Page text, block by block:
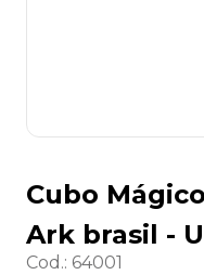
Cubo
Ark brasil -
Cod.: 64001